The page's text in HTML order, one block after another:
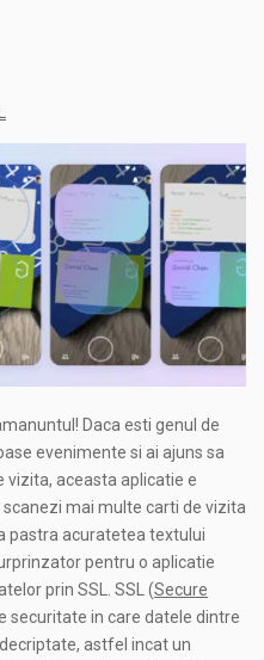
Daca esti genul de
evenimente si ai ajuns sa
vizita, aceasta aplicatie e
mai multe carti de vizita
pastra acuratetea textului
pentru o aplicatie
prin SSL. SSL (Secure
securitate in care datele dintre
astfel incat un